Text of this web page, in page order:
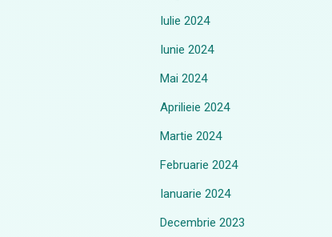
Iulie 2024
Iunie 2024
Mai 2024
Aprilieie 2024
Martie 2024
Februarie 2024
Ianuarie 2024
Decembrie 2023